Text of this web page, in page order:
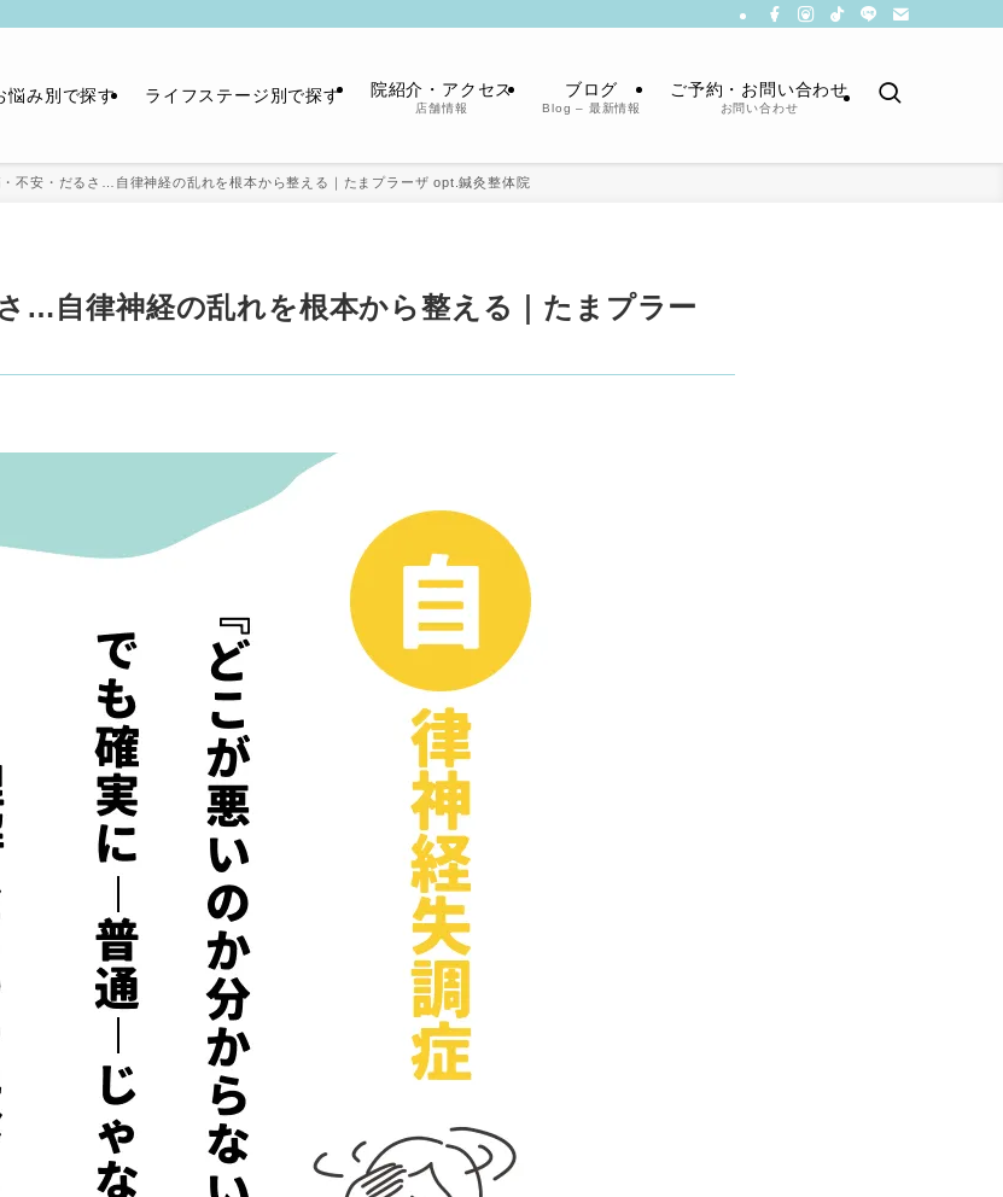
悩み別で探す ライフステージ別で探す 院紹介・アクセス
店舗情報
ブログ
Blog – 最新情報
ご予約・お問い合わせ
お問い合わせ
不安・だるさ…自律神経の乱れを根本から整える｜たまプラーザ opt.鍼灸整体院
…自律神経の乱れを根本から整える｜たまプラー